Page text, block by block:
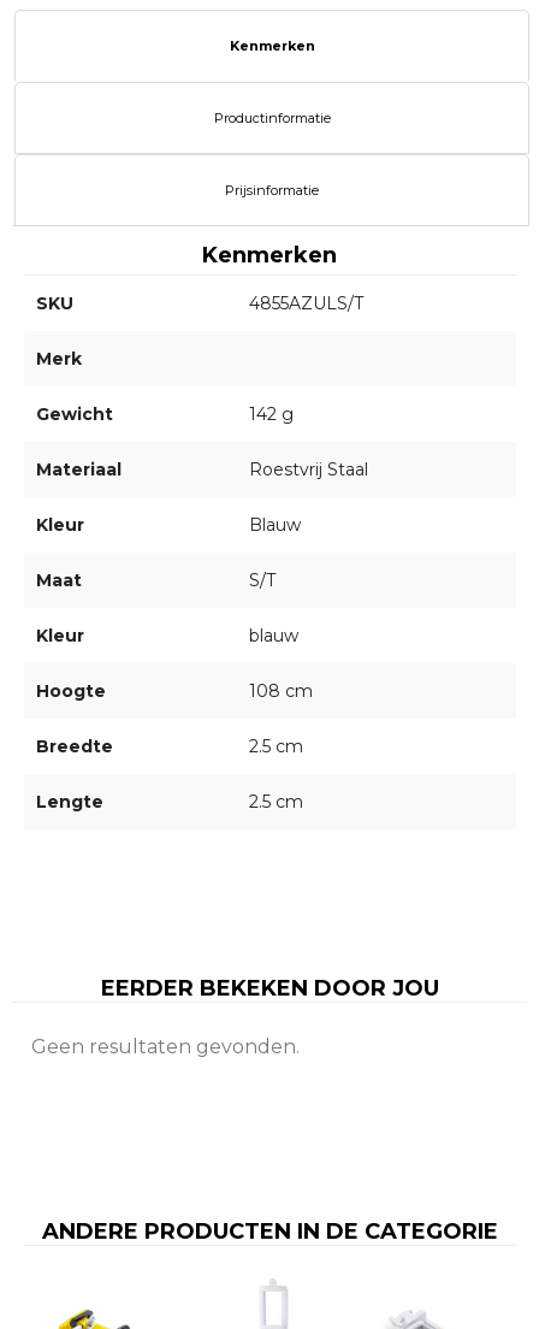
Kenmerken
Productinformatie
Prijsinformatie
Kenmerken
SKU 4855AZULS/T
Merk
Gewicht 142 g
Materiaal Roestvrij Staal
Kleur Blauw
Maat S/T
Kleur blauw
Hoogte 108 cm
Breedte 2.5 cm
Lengte 2.5 cm
EERDER BEKEKEN DOOR JOU
Geen resultaten gevonden.
ANDERE PRODUCTEN IN DE CATEGORIE